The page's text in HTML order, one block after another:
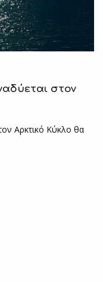
στον
Αρκτικό Κύκλο θα